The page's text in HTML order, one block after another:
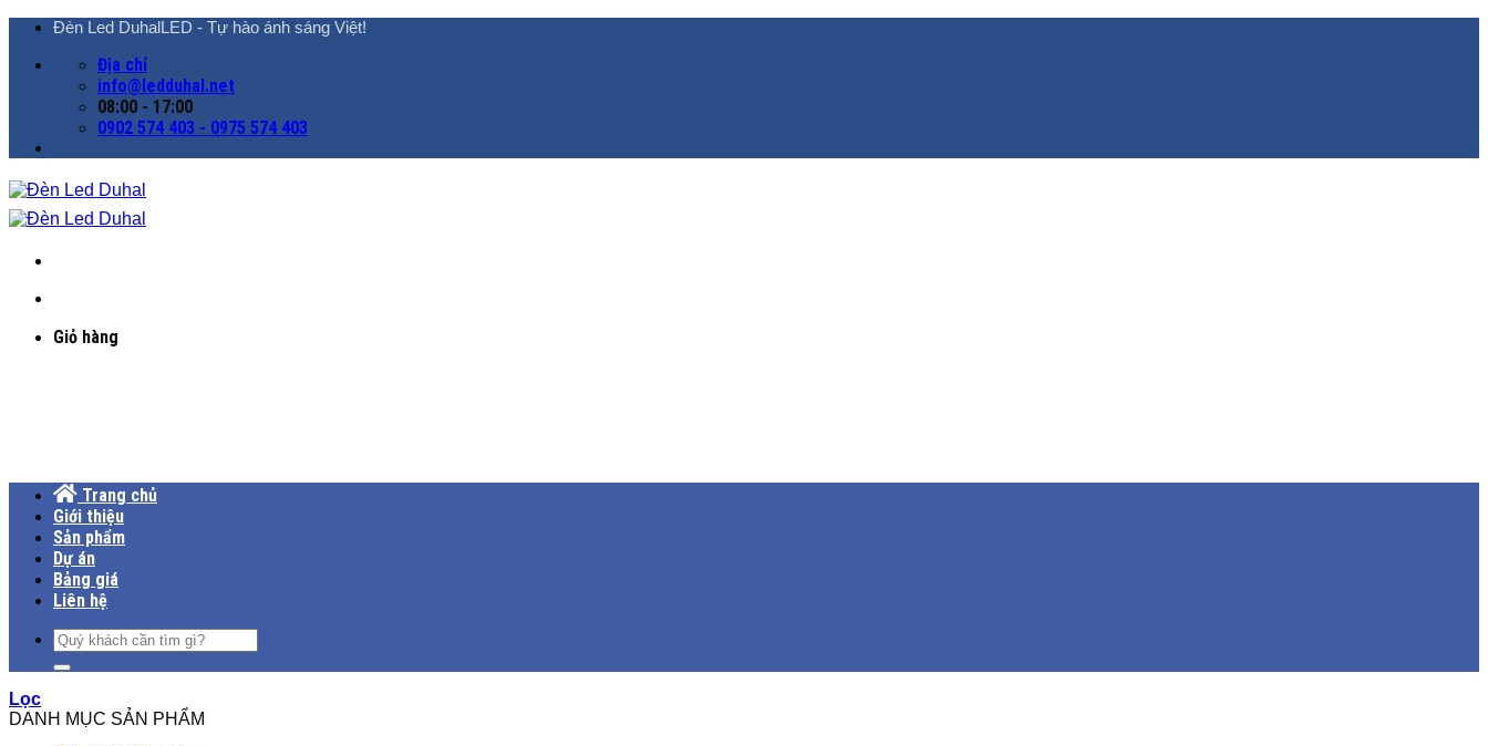
ChuyểnĐèn Led DuhalLED - Tự hào ánh sáng Việt!
Địa chỉ
info@ledduhal.net
08:00 - 17:00
0902 574 403 - 0975 574 403
Giỏ hàng
Trang chủ
Giới thiệu
Sản phẩm
Dự án
Bảng giá
Liên hệ
Tìm
kiếm:
Lọc
DANH MỤC SẢN PHẨM